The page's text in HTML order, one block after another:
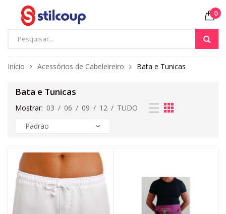
0
Início Acessórios de Cabeleireiro Bata e Tunicas
Bata e Tunicas
Mostrar: 03 / 06 / 09 / 12 / TUDO